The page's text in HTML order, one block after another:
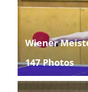
Wiener
147 Photos